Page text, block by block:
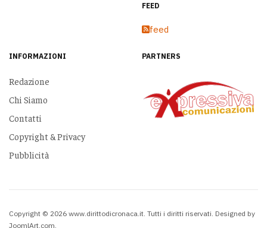
FEED
feed
INFORMAZIONI
Redazione
Chi Siamo
Contatti
Copyright & Privacy
Pubblicità
PARTNERS
Copyright © 2026 www.dirittodicronaca.it. Tutti i diritti riservati. Designed by
JoomlArt.com.